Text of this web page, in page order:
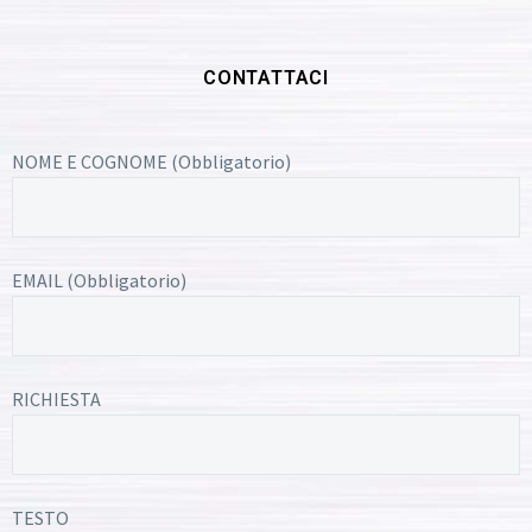
CONTATTACI
NOME E COGNOME (Obbligatorio)
EMAIL (Obbligatorio)
RICHIESTA
TESTO